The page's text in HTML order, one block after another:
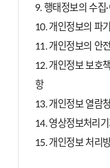
9. 행태정보의 수집
10. 개인정보의 파
11. 개인정보의 안
12. 개인정보 보호
항
13. 개인정보 열람
14. 영상정보처리
15. 개인정보 처리